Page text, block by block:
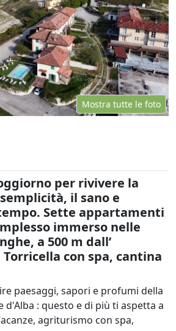
Mostra tutte le foto
per rivivere la
il sano e
Sette appartamenti
immerso nelle
a 500 m dall’
con spa, cantina
paesaggi, sapori e profumi della
d'Alba : questo e di più ti aspetta a
agriturismo con spa,